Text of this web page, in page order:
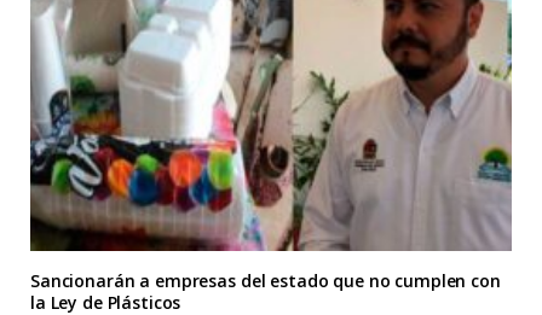
Sancionarán a empresas del estado que no cumplen con
la Ley de Plásticos